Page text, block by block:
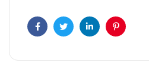
FacebookTwitterLinkedinPinterest